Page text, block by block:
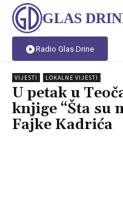
GLAS
Radio Glas Drine
VIJESTI LOKALNE VIJESTI
U petak u
knjige “Šta su
Fajke Kadrića